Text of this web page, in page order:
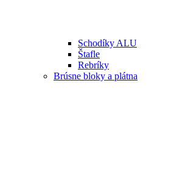
Schodíky ALU
Štafle
Rebríky
Brúsne bloky a plátna